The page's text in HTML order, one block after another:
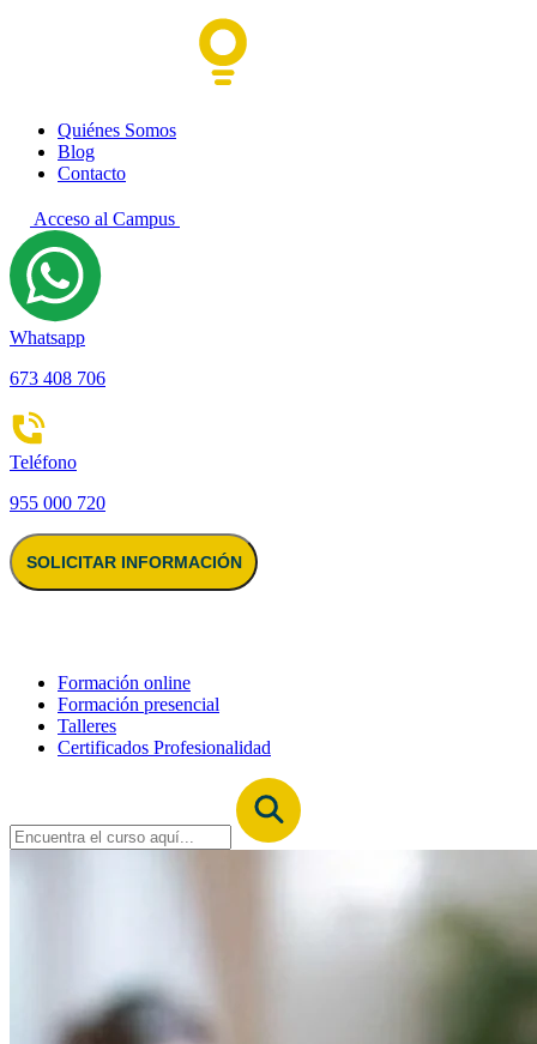
Quiénes Somos
Blog
Contacto
Acceso al Campus
Whatsapp
673 408 706
Teléfono
955 000 720
SOLICITAR INFORMACIÓN
Formación online
Formación presencial
Talleres
Certificados Profesionalidad